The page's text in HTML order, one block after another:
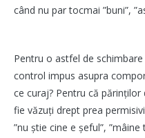
când nu par tocmai ”buni”,
Pentru o astfel de
control impus asupra
ce curaj? Pentru că
fie văzuți drept prea
”nu știe cine e șeful”,